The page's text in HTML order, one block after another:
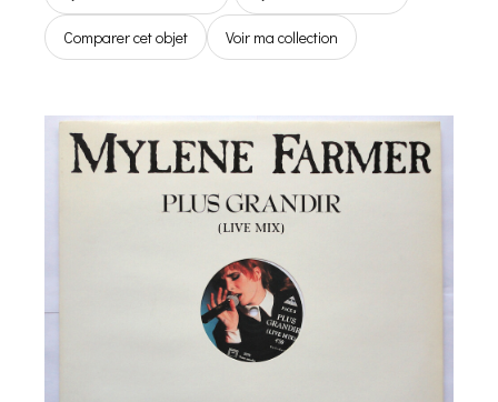
Comparer cet objet Voir ma collection